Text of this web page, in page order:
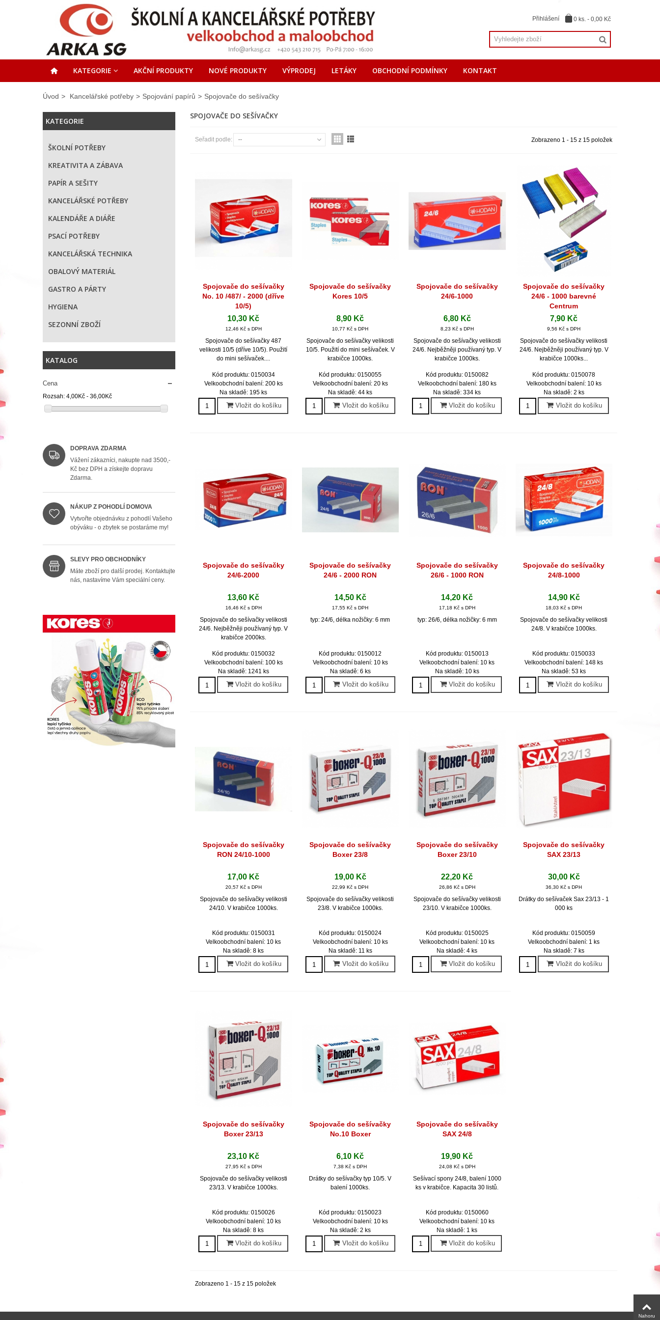
0 ks. - 0,00 Kč
Přihlášení
KATEGORIE AKČNÍ PRODUKTY NOVÉ PRODUKTY VÝPRODEJ LETÁKY OBCHODNÍ PODMÍNKY KONTAKT
Úvod > Kancelářské potřeby > Spojování papírů > Spojovače do sešívačky
KATEGORIE
ŠKOLNÍ POTŘEBY
KREATIVITA A ZÁBAVA
PAPÍR A SEŠITY
KANCELÁŘSKÉ POTŘEBY
KALENDÁŘE A DIÁŘE
PSACÍ POTŘEBY
KANCELÁŘSKÁ TECHNIKA
OBALOVÝ MATERIÁL
GASTRO A PÁRTY
HYGIENA
SEZONNÍ ZBOŽÍ
KATALOG
Cena
Rozsah: 4,00Kč - 36,00Kč
DOPRAVA ZDARMA
Vážení zákazníci, nakupte nad 3500,-
Kč bez DPH a získejte dopravu
Zdarma.
NÁKUP Z POHODLÍ DOMOVA
Vytvořte objednávku z pohodlí Vašeho
obýváku - o zbytek se postaráme my!
SLEVY PRO OBCHODNÍKY
Máte zboží pro další prodej. Kontaktujte
nás, nastavíme Vám speciální ceny.
SPOJOVAČE DO SEŠÍVAČKY
Seřadit podle: -- Zobrazeno 1 - 15 z 15 položek
Rychlý náhled
Spojovače do sešívačky
No. 10 /487/ - 2000 (dříve
10/5)
10,30 Kč
12,46 Kč s DPH
Spojovače do sešívačky 487
velikosti 10/5 (dříve 10/5). Použití
do mini sešívaček....
Kód produktu: 0150034
Velkoobchodní balení: 200 ks
Na skladě: 195 ks
Vložit do košíku
Rychlý náhled
Spojovače do sešívačky
Kores 10/5
8,90 Kč
10,77 Kč s DPH
Spojovače do sešívačky velikosti
10/5. Použití do mini sešívaček. V
krabičce 1000ks.
Kód produktu: 0150055
Velkoobchodní balení: 20 ks
Na skladě: 44 ks
Vložit do košíku
Rychlý náhled
Spojovače do sešívačky
24/6-1000
6,80 Kč
8,23 Kč s DPH
Spojovače do sešívačky velikosti
24/6. Nejběžněji používaný typ. V
krabičce 1000ks.
Kód produktu: 0150082
Velkoobchodní balení: 180 ks
Na skladě: 334 ks
Vložit do košíku
Rychlý náhled
Spojovače do sešívačky
24/6 - 1000 barevné
Centrum
7,90 Kč
9,56 Kč s DPH
Spojovače do sešívačky velikosti
24/6. Nejběžněji používaný typ. V
krabičce 1000ks...
Kód produktu: 0150078
Velkoobchodní balení: 10 ks
Na skladě: 2 ks
Vložit do košíku
Rychlý náhled
Spojovače do sešívačky
24/6-2000
13,60 Kč
16,46 Kč s DPH
Spojovače do sešívačky velikosti
24/6. Nejběžněji používaný typ. V
krabičce 2000ks.
Kód produktu: 0150032
Velkoobchodní balení: 100 ks
Na skladě: 1241 ks
Vložit do košíku
Rychlý náhled
Spojovače do sešívačky
24/6 - 2000 RON
14,50 Kč
17,55 Kč s DPH
typ: 24/6, délka nožičky: 6 mm
Kód produktu: 0150012
Velkoobchodní balení: 10 ks
Na skladě: 6 ks
Vložit do košíku
Rychlý náhled
Spojovače do sešívačky
26/6 - 1000 RON
14,20 Kč
17,18 Kč s DPH
typ: 26/6, délka nožičky: 6 mm
Kód produktu: 0150013
Velkoobchodní balení: 10 ks
Na skladě: 10 ks
Vložit do košíku
Rychlý náhled
Spojovače do sešívačky
24/8-1000
14,90 Kč
18,03 Kč s DPH
Spojovače do sešívačky velikosti
24/8. V krabičce 1000ks.
Kód produktu: 0150033
Velkoobchodní balení: 148 ks
Na skladě: 53 ks
Vložit do košíku
Rychlý náhled
Spojovače do sešívačky
RON 24/10-1000
17,00 Kč
20,57 Kč s DPH
Spojovače do sešívačky velikosti
24/10. V krabičce 1000ks.
Kód produktu: 0150031
Velkoobchodní balení: 10 ks
Na skladě: 8 ks
Vložit do košíku
Rychlý náhled
Spojovače do sešívačky
Boxer 23/8
19,00 Kč
22,99 Kč s DPH
Spojovače do sešívačky velikosti
23/8. V krabičce 1000ks.
Kód produktu: 0150024
Velkoobchodní balení: 10 ks
Na skladě: 11 ks
Vložit do košíku
Rychlý náhled
Spojovače do sešívačky
Boxer 23/10
22,20 Kč
26,86 Kč s DPH
Spojovače do sešívačky velikosti
23/10. V krabičce 1000ks.
Kód produktu: 0150025
Velkoobchodní balení: 10 ks
Na skladě: 4 ks
Vložit do košíku
Rychlý náhled
Spojovače do sešívačky
SAX 23/13
30,00 Kč
36,30 Kč s DPH
Drátky do sešívaček Sax 23/13 - 1
000 ks
Kód produktu: 0150059
Velkoobchodní balení: 1 ks
Na skladě: 7 ks
Vložit do košíku
Rychlý náhled
Spojovače do sešívačky
Boxer 23/13
23,10 Kč
27,95 Kč s DPH
Spojovače do sešívačky velikosti
23/13. V krabičce 1000ks.
Kód produktu: 0150026
Velkoobchodní balení: 10 ks
Na skladě: 8 ks
Vložit do košíku
Rychlý náhled
Spojovače do sešívačky
No.10 Boxer
6,10 Kč
7,38 Kč s DPH
Drátky do sešívačky typ 10/5. V
balení 1000ks.
Kód produktu: 0150023
Velkoobchodní balení: 10 ks
Na skladě: 2 ks
Vložit do košíku
Rychlý náhled
Spojovače do sešívačky
SAX 24/8
19,90 Kč
24,08 Kč s DPH
Sešívací spony 24/8, balení 1000
ks v krabičce. Kapacita 30 listů.
Kód produktu: 0150060
Velkoobchodní balení: 10 ks
Na skladě: 1 ks
Vložit do košíku
Zobrazeno 1 - 15 z 15 položek
Nahoru